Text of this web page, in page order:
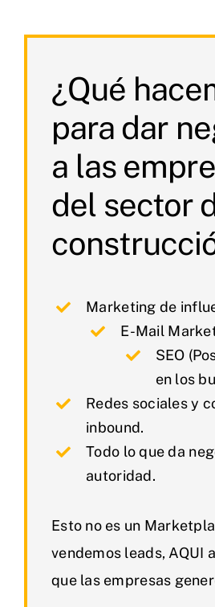
¿Qué
para dar
a las
del sector
Marketing de
E-Mail
SEO
en los
Redes sociales y
inbound.
Todo lo que da
autoridad.
Esto no es un
vendemos leads, AQUI
que las empresas